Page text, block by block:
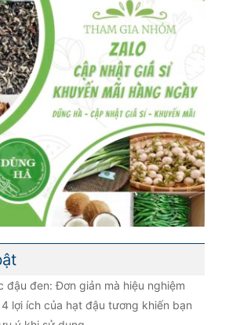
đậu đen: Đơn giản mà hiệu nghiệm
lợi ích của hạt đậu tương khiến bạn